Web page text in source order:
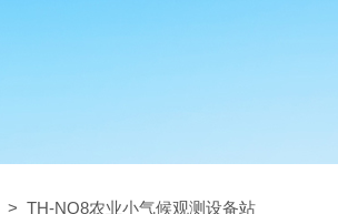
> TH-NQ8农业小气候观测设备站